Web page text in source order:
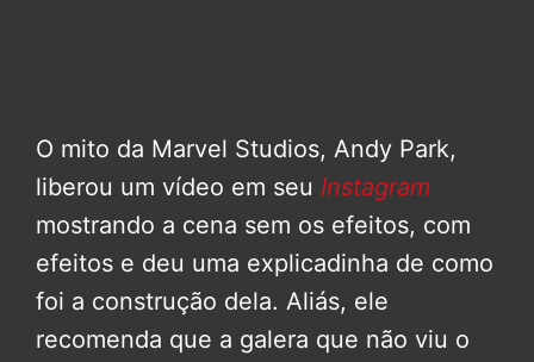
O mito da Marvel Studios, Andy Park,
liberou um vídeo em seu Instagram
mostrando a cena sem os efeitos, com
efeitos e deu uma explicadinha de como
foi a construção dela. Aliás, ele
recomenda que a galera que não viu o